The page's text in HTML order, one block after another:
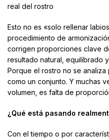
real del rostro
Esto no es «solo rellenar
procedimiento de
corrigen proporciones clave
resultado natural, equilibrado
Porque el rostro no se analiza
como un conjunto. Y muchas
volumen, es falta de
¿Qué está pasando
Con el tiempo o por